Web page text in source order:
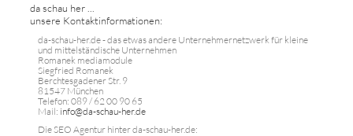
da schau her ...
unsere Kontaktinformationen:
da-schau-her.de - das etwas andere Unternehmernetzwerk für kleine
und mittelständische Unternehmen
Romanek mediamodule
Siegfried Romanek
Berchtesgadener Str. 9
81547 München
Telefon: 089 / 62 00 90 65
Mail: info@da-schau-her.de
Die SEO Agentur hinter da-schau-her.de: